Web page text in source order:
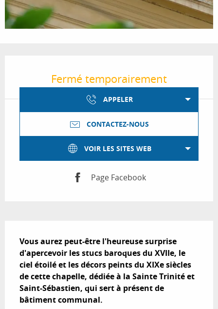
Fermé temporairement
APPELER
CONTACTEZ-NOUS
VOIR LES SITES WEB
Page Facebook
Vous aurez peut-être l'heureuse surprise
d'apercevoir les stucs baroques du XVIIe, le
ciel étoilé et les décors peints du XIXe siècles
de cette chapelle, dédiée à la Sainte Trinité et
Saint-Sébastien, qui sert à présent de
bâtiment communal.